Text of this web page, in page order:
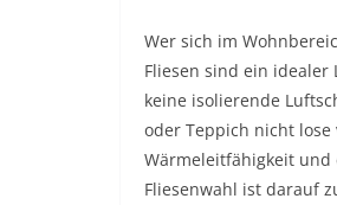
Wer sich im
Fliesen sind ein
keine isolierende
oder Teppich nicht
Wärmeleitfähigkeit und
Fliesenwahl ist darauf